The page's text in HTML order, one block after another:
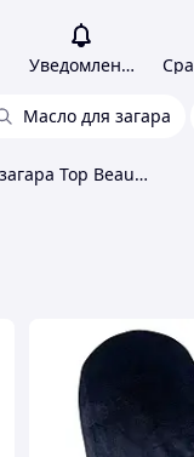
Уведомления
Масло для загара
Средства для автозагара Top Beauty